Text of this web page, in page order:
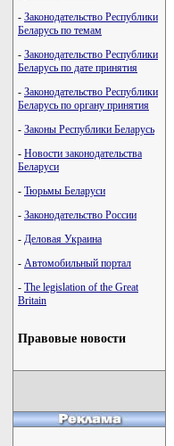
- Законодательство Республики
Беларусь по темам
- Законодательство Республики
Беларусь по дате принятия
- Законодательство Республики
Беларусь по органу принятия
- Законы Республики Беларусь
- Новости законодательства
Беларуси
- Тюрьмы Беларуси
- Законодательство России
- Деловая Украина
- Автомобильный портал
- The legislation of the Great
Britain
Правовые новости